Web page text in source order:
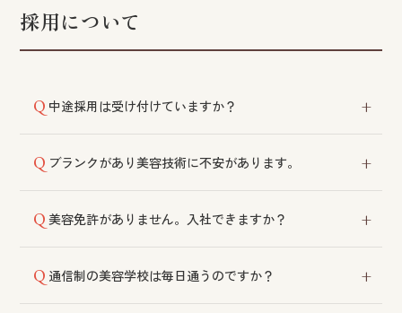
の度合いによってはお断りする場合もございます。
採用について
中途採用は受け付けていますか？
ブランクがあり美容技術に不安があります。
術向上をサポートいたします。
美容免許がありません。入社できますか？
門学校へ入学し、働きながら週1回のスクーリングに通
っていただきます。免許をお持ちでない一般の方も同
通信制の美容学校は毎日通うのですか？